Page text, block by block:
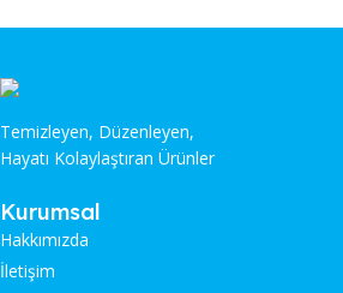
Temizleyen, Düzenleyen,
Hayatı Kolaylaştıran Ürünler
Kurumsal
Hakkımızda
İletişim